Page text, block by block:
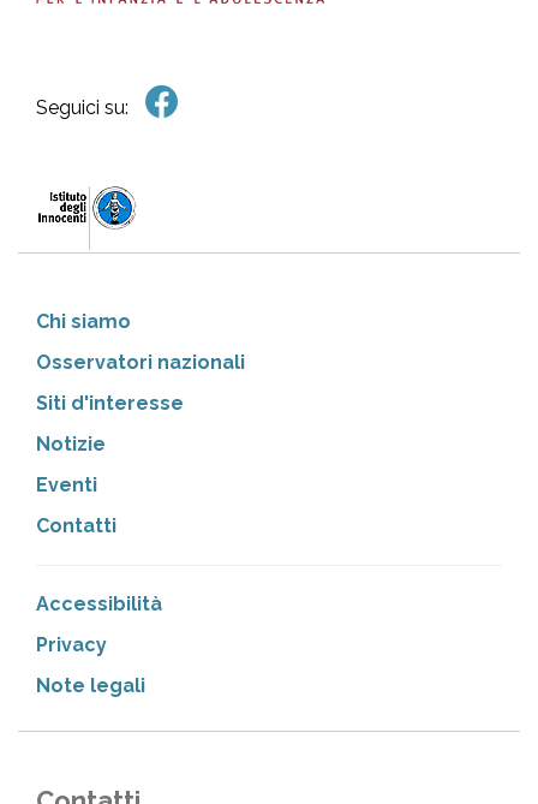
Seguici su:
Chi siamo
Osservatori nazionali
Siti d'interesse
Notizie
Eventi
Contatti
Accessibilità
Privacy
Note legali